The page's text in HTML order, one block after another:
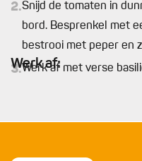
2.Snijd de tomaten in
bord. Besprenkel met
bestrooi met peper en
Werk af:
3.Werk af met verse